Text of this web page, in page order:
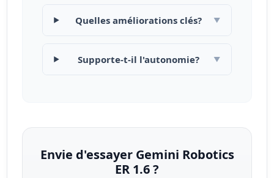
Quelles améliorations clés? ▼
Supporte-t-il l'autonomie? ▼
Envie d'essayer Gemini Robotics
ER 1.6 ?